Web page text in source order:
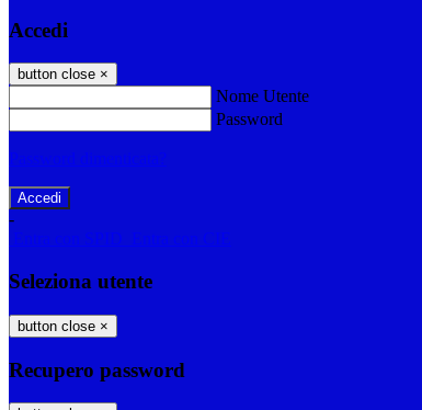
Accedi
button close ×
Nome Utente
Password
Password dimenticata?
-
Entra con SPID
Entra con CIE
Seleziona utente
button close ×
Recupero password